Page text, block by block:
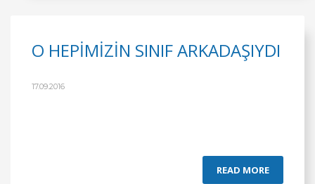
O HEPİMİZİN SINIF ARKADAŞIYDI
17.09.2016
READ MORE